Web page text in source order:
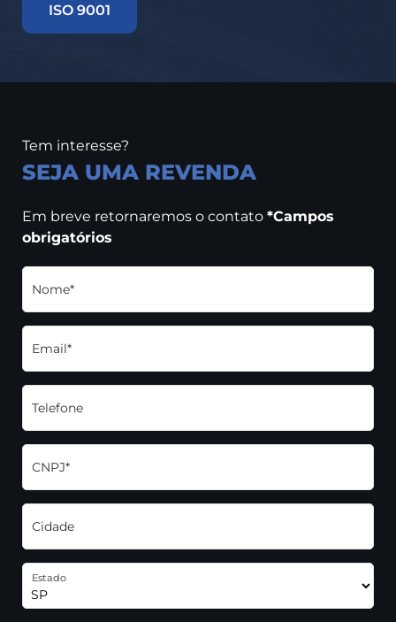
ISO 9001
Tem interesse?
SEJA UMA REVENDA
Em breve retornaremos o contato *Campos
obrigatórios
Nome*
Email*
Telefone
CNPJ*
Cidade
Estado